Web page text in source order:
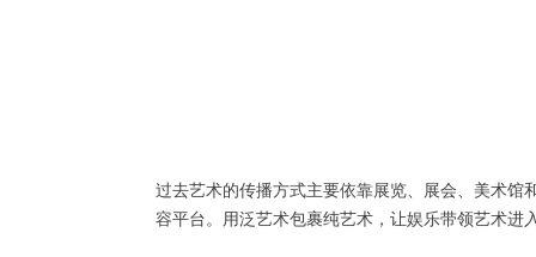
过去艺术的传播方式主要依靠展览、展会、美术馆
容平台。用泛艺术包裹纯艺术，让娱乐带领艺术进